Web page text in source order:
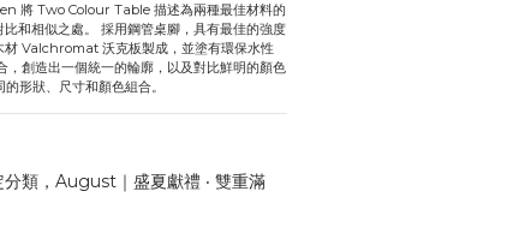
將 Two Colour Table 描述為兩種最佳材料的
和相似之處。 採用鋼管桌腳，具有最佳的強度
材 Valchromat 沃克板製成，並塗有環保水性
，創造出一個統一的輪廓，以及對比鮮明的顏色
形狀、尺寸和顏色組合。
分類，August｜盛夏獻禮 ‧ 雙重滿